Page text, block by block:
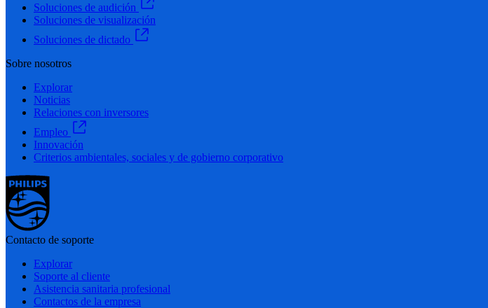
Soluciones de audición
Soluciones de visualización
Soluciones de dictado
Sobre nosotros
Explorar
Noticias
Relaciones con inversores
Empleo
Innovación
Criterios ambientales, sociales y de gobierno corporativo
Contacto de soporte
Explorar
Soporte al cliente
Asistencia sanitaria profesional
Contactos de la empresa